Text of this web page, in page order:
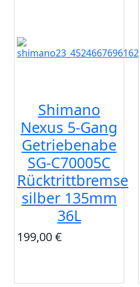
Shimano
Nexus 5-Gang
Getriebenabe
SG-C70005C
Rücktrittbremse
silber 135mm
36L
199,00 €